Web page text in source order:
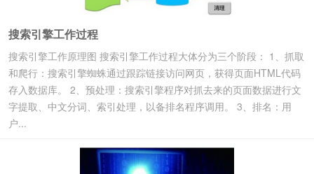
搜索引擎工作过程
搜索引擎工作原理图 搜索引擎工作过程大体分为三个阶段： 1、抓取
和爬行：搜索引擎蜘蛛通过跟踪链接访问网页，获得页面HTML代码
存入数据库。 2、预处理：搜索引擎程序对抓去来的页面数据进行文
字提取、中文分词、索引处理，以备排名程序调用。 3、排名：用
户...